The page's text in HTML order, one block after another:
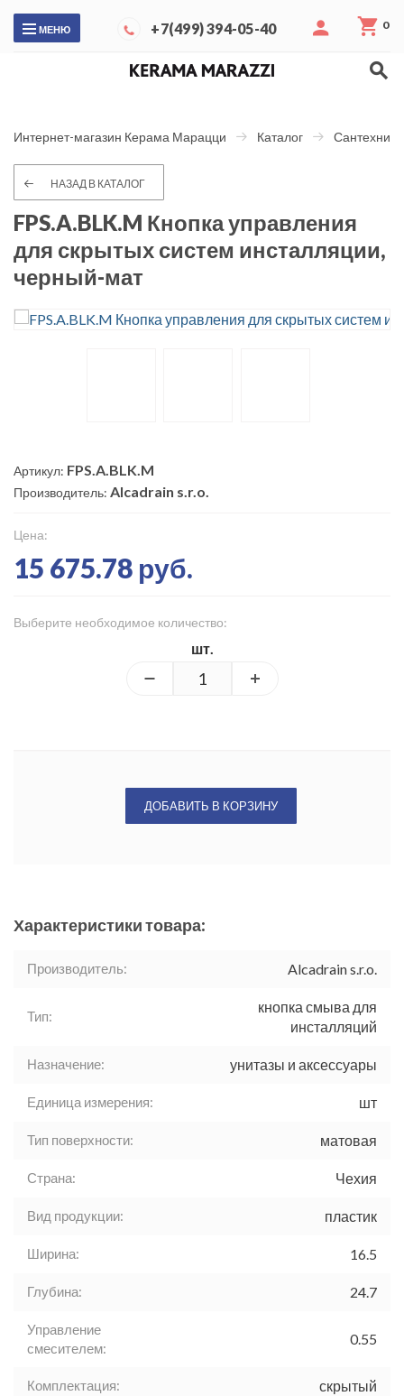
МЕНЮ +7(499) 394-05-40 0
Интернет-магазин Керама Марацци Каталог Сантехника
НАЗАД В КАТАЛОГ
FPS.A.BLK.M Кнопка управления
для скрытых систем инсталляции,
черный-мат
Артикул: FPS.A.BLK.M
Производитель: Alcadrain s.r.o.
Цена:
15 675.78 руб.
Выберите необходимое количество:
шт.
ДОБАВИТЬ В КОРЗИНУ
Характеристики товара:
Производитель: Alcadrain s.r.o.
Тип:
кнопка смыва для
инсталляций
Назначение: унитазы и аксессуары
Единица измерения: шт
Тип поверхности: матовая
Страна: Чехия
Вид продукции: пластик
Ширина: 16.5
Глубина: 24.7
Управление
смесителем:
0.55
Комплектация: скрытый